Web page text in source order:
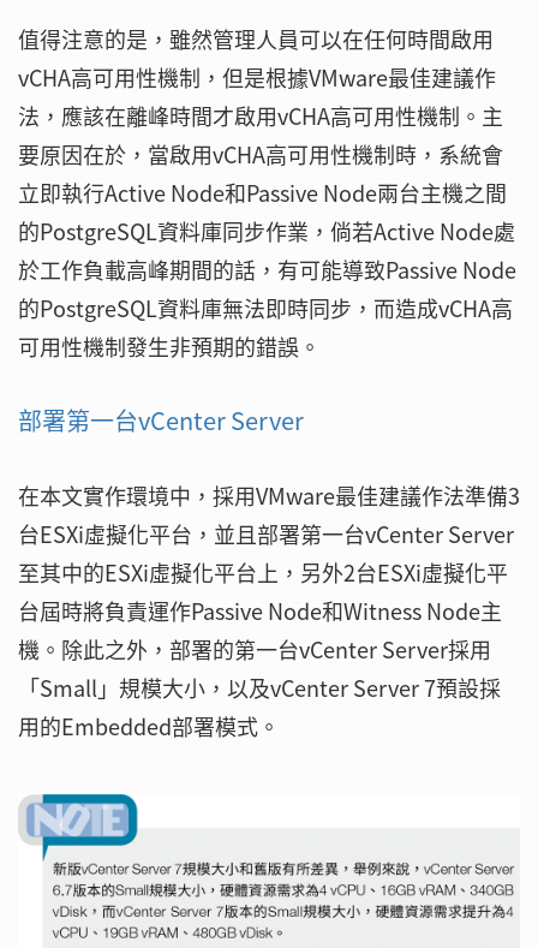
值得注意的是，雖然管理人員可以在任何時間啟用
vCHA高可用性機制，但是根據VMware最佳建議作
法，應該在離峰時間才啟用vCHA高可用性機制。主
要原因在於，當啟用vCHA高可用性機制時，系統會
立即執行Active Node和Passive Node兩台主機之間
的PostgreSQL資料庫同步作業，倘若Active Node處
於工作負載高峰期間的話，有可能導致Passive Node
的PostgreSQL資料庫無法即時同步，而造成vCHA高
可用性機制發生非預期的錯誤。
部署第一台vCenter Server
在本文實作環境中，採用VMware最佳建議作法準備3
台ESXi虛擬化平台，並且部署第一台vCenter Server
至其中的ESXi虛擬化平台上，另外2台ESXi虛擬化平
台屆時將負責運作Passive Node和Witness Node主
機。除此之外，部署的第一台vCenter Server採用
「Small」規模大小，以及vCenter Server 7預設採
用的Embedded部署模式。